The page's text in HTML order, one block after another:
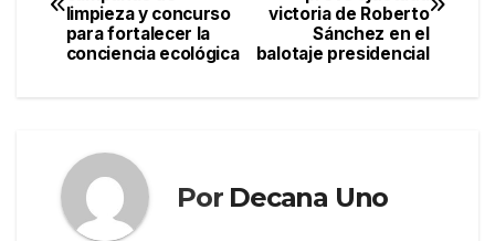
de
entradas
victoria de Roberto
Sánchez en el
balotaje presidencial
limpieza y concurso
para fortalecer la
conciencia ecológica
Por Decana Uno